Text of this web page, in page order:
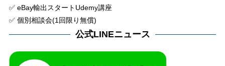
✅ eBay輸出スタートUdemy講座
✅ 個別相談会(1回限り無償)
公式LINEニュース